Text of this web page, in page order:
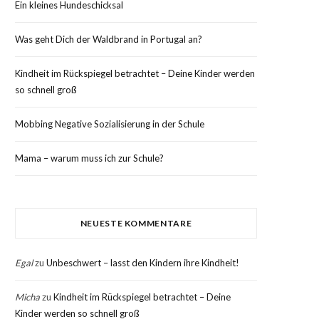
Ein kleines Hundeschicksal
Was geht Dich der Waldbrand in Portugal an?
Kindheit im Rückspiegel betrachtet – Deine Kinder werden
so schnell groß
Mobbing Negative Sozialisierung in der Schule
Mama – warum muss ich zur Schule?
NEUESTE KOMMENTARE
Egalzu Unbeschwert – lasst den Kindern ihre Kindheit!
Michazu Kindheit im Rückspiegel betrachtet – Deine
Kinder werden so schnell groß